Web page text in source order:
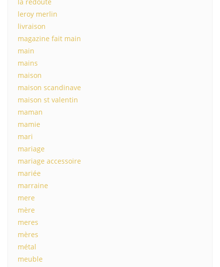
leroy merlin
livraison
magazine fait main
main
mains
maison
maison scandinave
maison st valentin
maman
mamie
mari
mariage
mariage accessoire
mariée
marraine
mere
mère
meres
mères
métal
meuble